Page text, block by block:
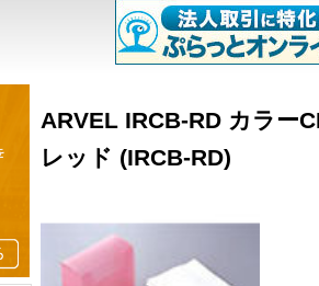
ARVEL IRCB-RD カラー
レッド (IRCB-RD)